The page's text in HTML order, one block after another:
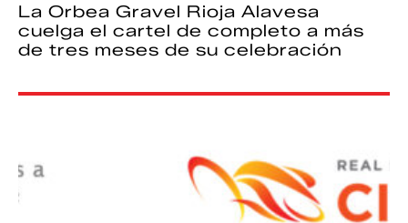
La Orbea Gravel Rioja Alavesa
cuelga el cartel de completo a más
de tres meses de su celebración